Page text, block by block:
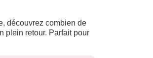
découvrez combien de
plein retour. Parfait pour